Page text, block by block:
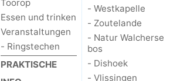
Toorop
Essen und trinken
Veranstaltungen
- Ringstechen
PRAKTISCHE
- Westkapelle
- Zoutelande
- Natur Walcherse
bos
- Dishoek
- Vlissingen